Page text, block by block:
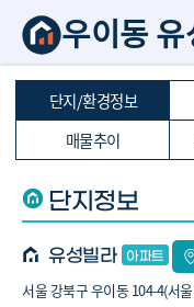
우이동
단지/환경정보
매물추이
단지정보
유성빌라
서울 강북구 우이동 104-4(서